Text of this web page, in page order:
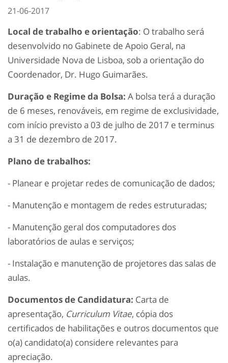
21-06-2017
Local de trabalho e orientação: O trabalho será
desenvolvido no Gabinete de Apoio Geral, na
Universidade Nova de Lisboa, sob a orientação do
Coordenador, Dr. Hugo Guimarães.
Duração e Regime da Bolsa: A bolsa terá a duração
de 6 meses, renováveis, em regime de exclusividade,
com início previsto a 03 de julho de 2017 e terminus
a 31 de dezembro de 2017.
Plano de trabalhos:
- Planear e projetar redes de comunicação de dados;
- Manutenção e montagem de redes estruturadas;
- Manutenção geral dos computadores dos
laboratórios de aulas e serviços;
- Instalação e manutenção de projetores das salas de
aulas.
Documentos de Candidatura: Carta de
apresentação, Curriculum Vitae, cópia dos
certificados de habilitações e outros documentos que
o(a) candidato(a) considere relevantes para
apreciação.